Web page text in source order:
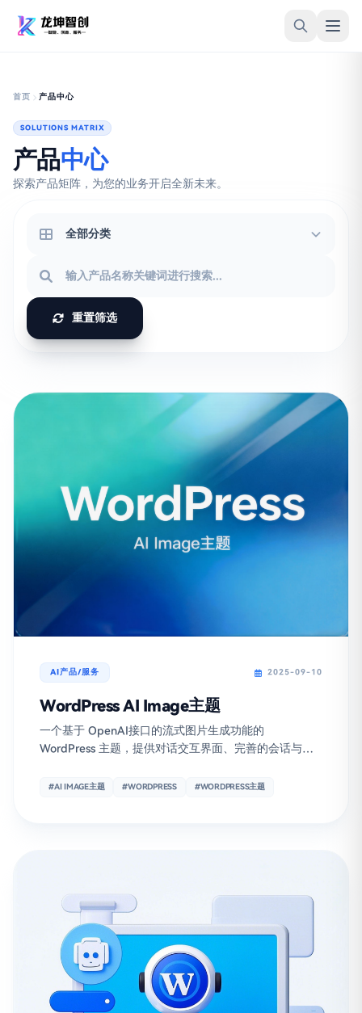
首页 产品中心
SOLUTIONS MATRIX
产品中心
探索产品矩阵，为您的业务开启全新未来。
重置筛选
AI产品/服务 2025-09-10
WordPress AI Image主题
一个基于 OpenAI接口的流式图片生成功能的
WordPress 主题，提供对话交互界面、完善的会话与模
#AI IMAGE主题 #WORDPRESS #WORDPRESS主题